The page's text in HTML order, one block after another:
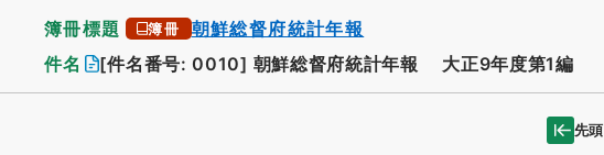
簿冊標題 簿冊 朝鮮総督府統計年報
件名 [件名番号: 0010] 朝鮮総督府統計年報 大正9年度第1編
先頭